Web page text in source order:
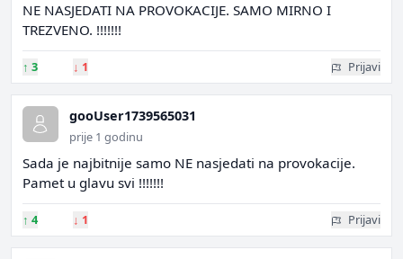
NE NASJEDATI NA PROVOKACIJE. SAMO MIRNO I
TREZVENO. !!!!!!!
↑ 3 ↓ 1 Prijavi
gooUser1739565031
prije 1 godinu
Sada je najbitnije samo NE nasjedati na provokacije.
Pamet u glavu svi !!!!!!!
↑ 4 ↓ 1 Prijavi